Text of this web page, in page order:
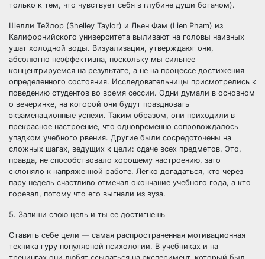
только к тем, что чувствует себя в глубине души богачом).
Шелли Тейлор (Shelley Taylor) и Льен Фам (Lien Pham) из
Калифорнийского университета выливают на головы наивных
ушат холодной воды. Визуализация, утверждают они,
абсолютно неэффективна, поскольку мы сильнее
концентрируемся на результате, а не на процессе достижения
определенного состояния. Исследовательницы присмотрелись к
поведению студентов во время сессии. Одни думали в основном
о вечеринке, на которой они будут праздновать
экзаменационные успехи. Таким образом, они приходили в
прекрасное настроение, что одновременно сопровождалось
упадком учебного рвения. Другие были сосредоточены на
сложных шагах, ведущих к цели: сдаче всех предметов. Это,
правда, не способствовало хорошему настроению, зато
склоняло к напряженной работе. Легко догадаться, кто через
пару недель счастливо отмечал окончание учебного года, а кто
горевал, потому что его выгнали из вуза.
5. Запиши свою цель и ты ее достигнешь
Ставить себе цели — самая распространенная мотивационная
техника гуру популярной психологии. В учебниках и на